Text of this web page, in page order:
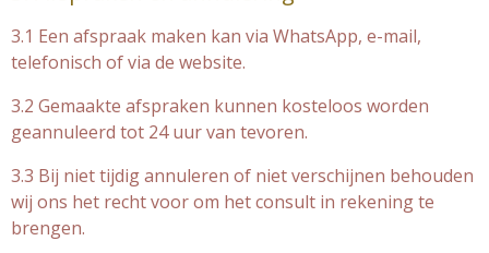
3.1 Een afspraak maken kan via WhatsApp, e-mail,
telefonisch of via de website.
3.2 Gemaakte afspraken kunnen kosteloos worden
geannuleerd tot 24 uur van tevoren.
3.3 Bij niet tijdig annuleren of niet verschijnen behouden
wij ons het recht voor om het consult in rekening te
brengen.